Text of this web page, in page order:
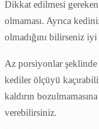
Dikkat edilmesi
olmaması. Ayrıca
olmadığını bilirseniz
Az porsiyonlar
kediler ölçüyü
kaldırın
verebilirsiniz.